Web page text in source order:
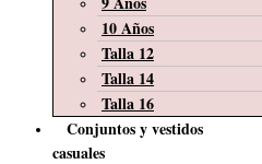
10 Años
Talla 12
Talla 14
Talla 16
Conjuntos y vestidos
casuales